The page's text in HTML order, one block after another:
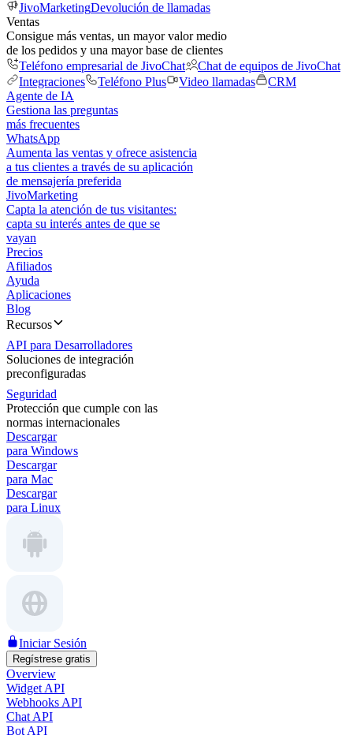
JivoMarketingDevolución de llamadas
Ventas
Consigue más ventas, un mayor valor medio
de los pedidos y una mayor base de clientes
Teléfono empresarial de JivoChat
Chat de equipos de JivoChat
Integraciones
Teléfono Plus Video llamadas
CRM
Agente de IA
Gestiona las preguntas
más frecuentes
WhatsApp
Aumenta las ventas y ofrece asistencia
a tus clientes a través de su aplicación
de mensajería preferida
JivoMarketing
Capta la atención de tus visitantes:
capta su interés antes de que se
vayan
Precios
Afiliados
Ayuda
Aplicaciones
Blog
Recursos
API para Desarrolladores
Soluciones de integración
preconfiguradas
Seguridad
Protección que cumple con las
normas internacionales
Descargar
para Windows
Descargar
para Mac
Descargar
para Linux
Iniciar Sesión
Regístrese gratis
Overview
Widget API
Webhooks API
Chat API
Bot API